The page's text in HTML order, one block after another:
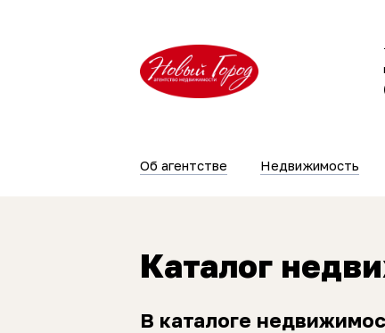
Об агентстве Недвижимость
Каталог
В каталоге